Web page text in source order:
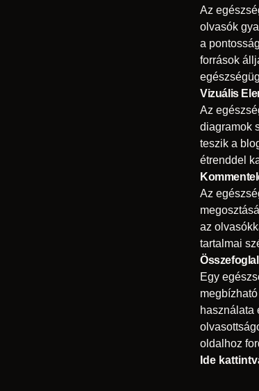
Az
olvasók
a
források
Vizuális
Az
diagramok
teszik a
étrenddel
Az
az
tartalmai
Egy
használata
oldalhoz
Ide